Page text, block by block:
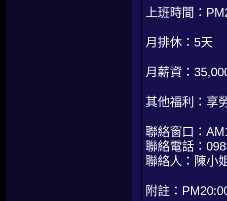
上班時間：
月排休：5天
月薪資：
其他福利：享
聯絡窗口：
聯絡電話：
聯絡人：陳小
附註：